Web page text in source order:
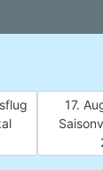
2019 -
17.